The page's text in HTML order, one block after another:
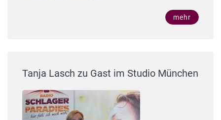
mehr
Tanja Lasch zu Gast im Studio München